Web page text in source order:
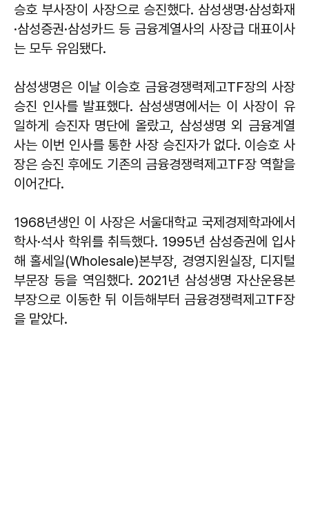
승호 부사장이 사장으로 승진했다. 삼성생명·삼성화재
·삼성증권·삼성카드 등 금융계열사의 사장급 대표이사
는 모두 유임됐다.
삼성생명은 이날 이승호 금융경쟁력제고TF장의 사장
승진 인사를 발표했다. 삼성생명에서는 이 사장이 유
일하게 승진자 명단에 올랐고, 삼성생명 외 금융계열
사는 이번 인사를 통한 사장 승진자가 없다. 이승호 사
장은 승진 후에도 기존의 금융경쟁력제고TF장 역할을
이어간다.
1968년생인 이 사장은 서울대학교 국제경제학과에서
학사·석사 학위를 취득했다. 1995년 삼성증권에 입사
해 홀세일(Wholesale)본부장, 경영지원실장, 디지털
부문장 등을 역임했다. 2021년 삼성생명 자산운용본
부장으로 이동한 뒤 이듬해부터 금융경쟁력제고TF장
을 맡았다.